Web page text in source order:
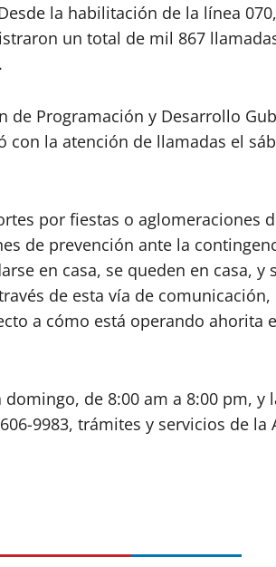
la habilitación de la línea
un total de mil 867
de Programación y Desarrollo
con la atención de llamadas el
por fiestas o aglomeraciones
de prevención ante la
en casa, se queden en casa, y
de esta vía de
a cómo está operando ahorita
de 8:00 am a 8:00 pm, y
9983, trámites y servicios de